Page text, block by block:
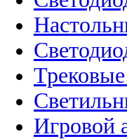
Игровой